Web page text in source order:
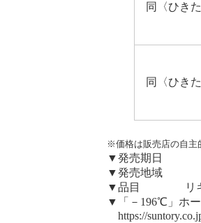
同〈ひき
同〈ひき
※価格は販売店の自主
▼発売期日
▼発売地域
▼品目 リキ
▼「－196℃」ホ
https://